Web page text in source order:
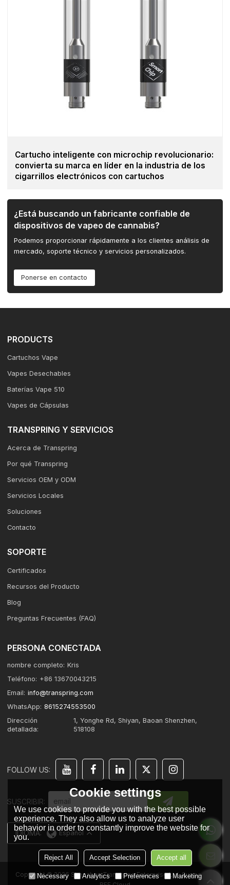
Cartucho inteligente con microchip revolucionario:
convierta su marca en líder en la industria de los
cigarrillos electrónicos con cartuchos
¿Está buscando un fabricante confiable de
dispositivos de vapeo de cannabis?
Podemos proporcionar rápidamente a los clientes análisis de
mercado, soporte técnico y servicios personalizados.
Ponerse en contacto
PRODUCTS
Cartuchos Vape
Vapes Desechables
Baterías Vape 510
Vapes de Cápsulas
TRANSPRING Y SERVICIOS
Acerca de Transpring
Por qué Transpring
Servicios OEM y ODM
Servicios Locales
Soluciones
Contacto
SOPORTE
Certificados
Recursos del Producto
Blog
Preguntas Frecuentes (FAQ)
PERSONA CONECTADA
nombre completo: Kris
Teléfono: +86 13670043215
Email: info@transpring.com
WhatsApp: 8615274553500
Dirección
detallada:
1, Yonghe Rd, Shiyan, Baoan Shenzhen,
518108
FOLLOW US:
SUSCRIBIR:
IDIOMA: Español
Copyright © 2026 Shenzhen Transpring Enterprise Ltd.Support By
Cookie settings
We use cookies to provide you with the best possible
experience. They also allow us to analyze user
behavior in order to constantly improve the website for
you.
Reject All Accept Selection Accept all
Necessary Analytics Preferences Marketing